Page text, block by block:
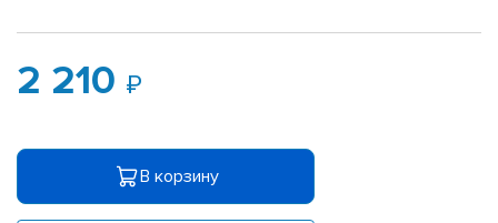
2 210
В корзину